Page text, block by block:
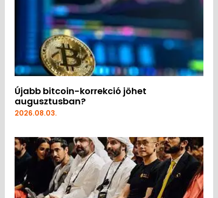
Újabb bitcoin-korrekció jöhet
augusztusban?
2026.08.03.